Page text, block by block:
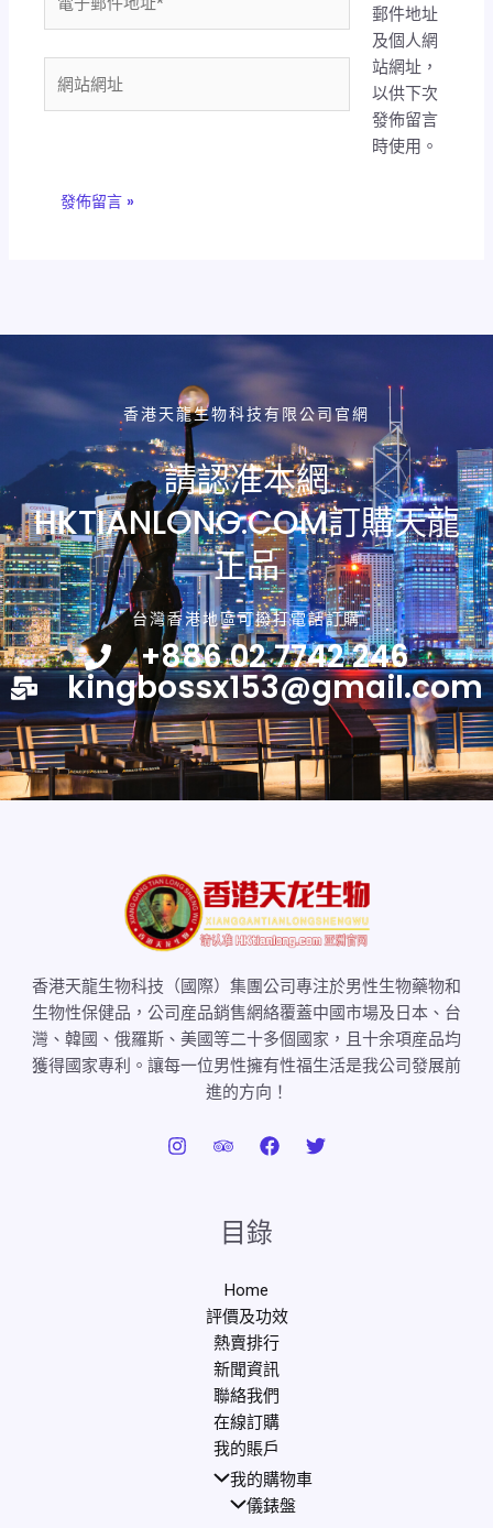
子
地
站
郵件地址
及個人網
站網址，
以供下次
發佈留言
時使用。
香港天龍生物科技有限公司官網
請認准本網
HKTIANLONG.COM訂購天龍
正品
台灣香港地區可撥打電話訂購
+886 02 7742 246
kingbossx153@gmail.com
香港天龍生物科技（國際）集團公司專注於男性生物藥物和
生物性保健品，公司産品銷售網絡覆蓋中國市場及日本、台
灣、韓國、俄羅斯、美國等二十多個國家，且十余項産品均
獲得國家專利。讓每一位男性擁有性福生活是我公司發展前
進的方向！
目錄
Home
評價及功效
熱賣排行
新聞資訊
聯絡我們
在線訂購
我的賬戶
我的購物車
儀錶盤